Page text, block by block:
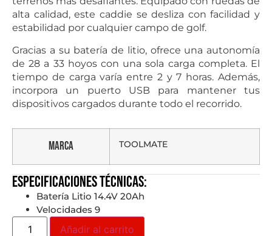
alta calidad, este caddie se desliza con facilidad y
estabilidad por cualquier campo de golf.
Gracias a su batería de litio, ofrece una autonomía
de 28 a 33 hoyos con una sola carga completa. El
tiempo de carga varía entre 2 y 7 horas. Además,
incorpora un puerto USB para mantener tus
dispositivos cargados durante todo el recorrido.
Marca TOOLMATE
Especificaciones técnicas:
Batería Litio 14.4V 20Ah
Velocidades 9
Añadir al carrito